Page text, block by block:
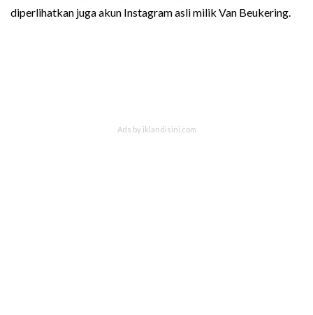
diperlihatkan juga akun Instagram asli milik Van Beukering.